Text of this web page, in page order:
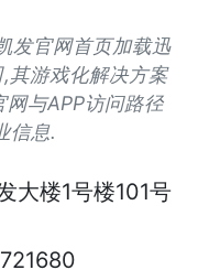
官网首页加载迅
其游戏化解决方案
与APP访问路径
信息.
大楼1号楼101号